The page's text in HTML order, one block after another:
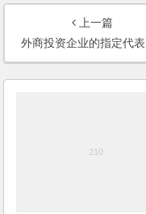
上一篇
外商投资企业的指定代表人或者共同委托人的资格、权力和法律责任是什么呢？